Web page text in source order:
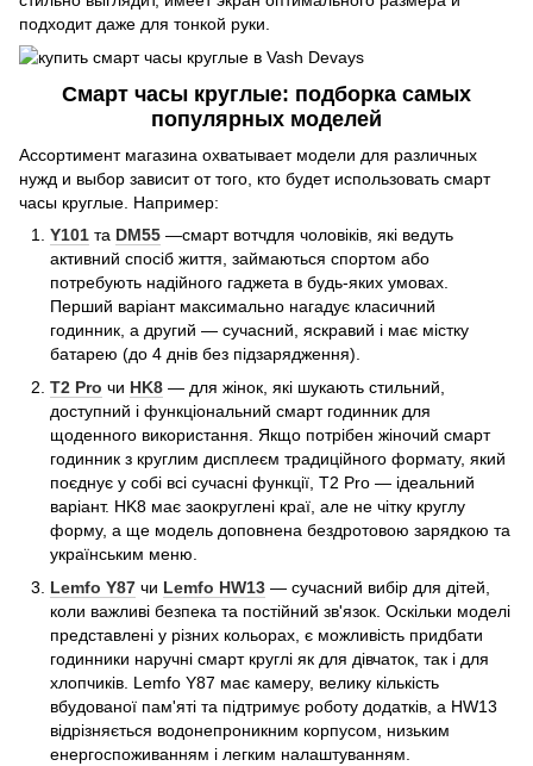
подходит даже для тонкой руки.
Смарт часы круглые: подборка самых
популярных моделей
Ассортимент магазина охватывает модели для различных
нужд и выбор зависит от того, кто будет использовать смарт
часы круглые. Например:
Y101 та DM55 —смарт вотчдля чоловіків, які ведуть
активний спосіб життя, займаються спортом або
потребують надійного гаджета в будь-яких умовах.
Перший варіант максимально нагадує класичний
годинник, а другий — сучасний, яскравий і має містку
батарею (до 4 днів без підзарядження).
T2 Pro чи HK8 — для жінок, які шукають стильний,
доступний і функціональний смарт годинник для
щоденного використання. Якщо потрібен жіночий смарт
годинник з круглим дисплеєм традиційного формату, який
поєднує у собі всі сучасні функції, T2 Pro — ідеальний
варіант. HK8 має заокруглені краї, але не чітку круглу
форму, а ще модель доповнена бездротовою зарядкою та
українським меню.
Lemfo Y87 чи Lemfo HW13 — сучасний вибір для дітей,
коли важливі безпека та постійний зв'язок. Оскільки моделі
представлені у різних кольорах, є можливість придбати
годинники наручні смарт круглі як для дівчаток, так і для
хлопчиків. Lemfo Y87 має камеру, велику кількість
вбудованої пам'яті та підтримує роботу додатків, а HW13
відрізняється водонепроникним корпусом, низьким
енергоспоживанням і легким налаштуванням.